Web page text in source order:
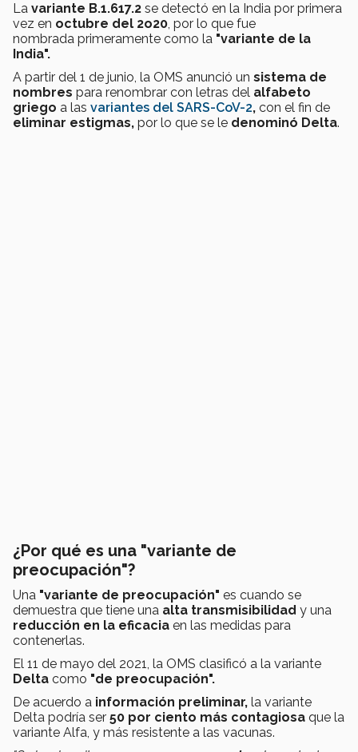
La variante B.1.617.2 se detectó en la India por primera
vez en octubre del 2o20, por lo que fue
nombrada primeramente como la "variante de la
India".
A partir del 1 de junio, la OMS anunció un sistema de
nombres para renombrar con letras del alfabeto
griego a las variantes del SARS-CoV-2, con el fin de
eliminar estigmas, por lo que se le denominó Delta.
¿Por qué es una "variante de
preocupación"?
Una "variante de preocupación" es cuando se
demuestra que tiene una alta transmisibilidad y una
reducción en la eficacia en las medidas para
contenerlas.
El 11 de mayo del 2021, la OMS clasificó a la variante
Delta como "de preocupación".
De acuerdo a información preliminar, la variante
Delta podría ser 50 por ciento más contagiosa que la
variante Alfa, y más resistente a las vacunas.